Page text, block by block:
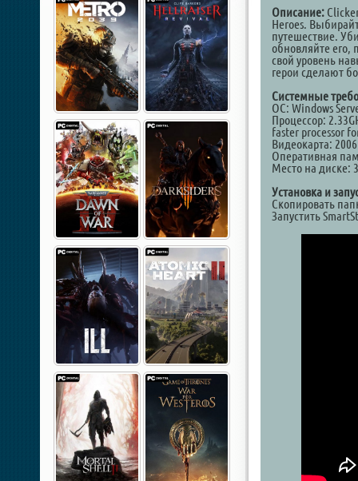
Описание:
Heroes.
путешествие.
обновляйте его,
свой уровень
герои сделают
Системные
ОС: Windows
Процессор:
faster processor
Видеокарта:
Оперативная
Место на диске:
Установка и
Скопировать
Запустить